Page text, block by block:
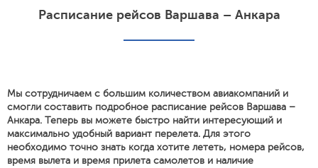
Расписание рейсов Варшава – Анкара
Мы сотрудничаем с большим количеством авиакомпаний и
смогли составить подробное расписание рейсов Варшава –
Анкара. Теперь вы можете быстро найти интересующий и
максимально удобный вариант перелета. Для этого
необходимо точно знать когда хотите лететь, номера рейсов,
время вылета и время прилета самолетов и наличие